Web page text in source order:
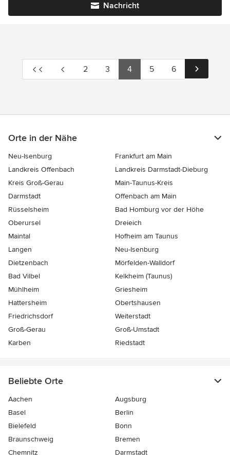
Nachricht
2 3 4 5 6
Orte in der Nähe
Neu-Isenburg
Frankfurt am Main
Landkreis Offenbach
Landkreis Darmstadt-Dieburg
Kreis Groß-Gerau
Main-Taunus-Kreis
Darmstadt
Offenbach am Main
Rüsselsheim
Bad Homburg vor der Höhe
Oberursel
Dreieich
Maintal
Hofheim am Taunus
Langen
Neu-Isenburg
Dietzenbach
Mörfelden-Walldorf
Bad Vilbel
Kelkheim (Taunus)
Mühlheim
Griesheim
Hattersheim
Obertshausen
Friedrichsdorf
Weiterstadt
Groß-Gerau
Groß-Umstadt
Karben
Riedstadt
Beliebte Orte
Aachen
Augsburg
Basel
Berlin
Bielefeld
Bonn
Braunschweig
Bremen
Chemnitz
Darmstadt